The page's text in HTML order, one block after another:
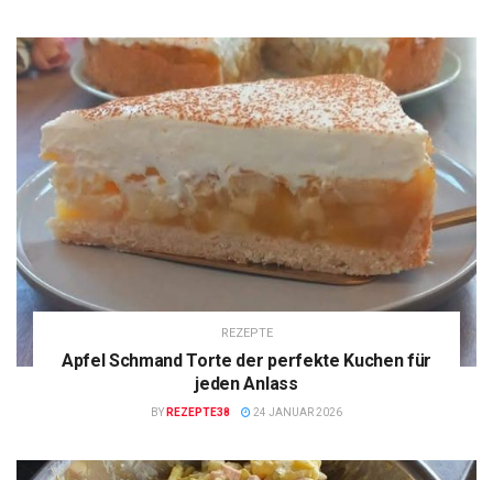
REZEPTE
Apfel Schmand Torte der perfekte Kuchen für
jeden Anlass
BY REZEPTE38 24 JANUAR 2026